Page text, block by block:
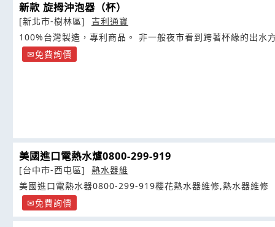
新款 旋拇沖泡器（杯）
[新北市-樹林區]
吉利通寶
100%台灣製造，專利商品。 非一般夜市看到跨著杯緣的出
免費詢價
美國進口電熱水爐0800-299-919
[台中市-西屯區]
熱水器維
美國進口電熱水器0800-299-919櫻花熱水器維修,熱水器維修
免費詢價